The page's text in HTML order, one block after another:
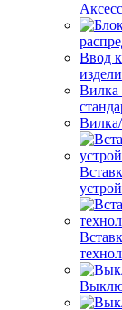
Ввод
Вилка
Вилка/